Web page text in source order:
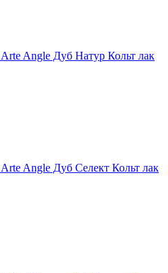
Angle Дуб Натур Кольт лак
Angle Дуб Селект Кольт лак